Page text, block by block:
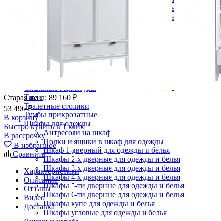
Кровати двуспальные с подъемным механизмом
Кровати полутороспальные с подъемным
Кровати двуспальные
Кровати односпальные
Кровати полутороспальные
Решетки и настилы под матрас
Спальные гарнитуры
Тахта
Туалетные столики
Тумбы прикроватные
Шкафы для одежды
Антресоли на шкаф
Полки и ящики в шкаф для одежды
Шкаф 1-дверный для одежды и белья
Шкафы 2-х дверные для одежды и белья
Шкафы 3-х дверные для одежды и белья
Шкафы 4-х дверные для одежды и белья
Шкафы 5-ти дверные для одежды и белья
Шкафы 6-ти дверные для одежды и белья
Шкафы купе для одежды и белья
Шкафы угловые для одежды и белья
Старая цена: 89 160 ₽
53 496 ₽
В корзину
Быстро купить в 1 клик
В рассрочку
В избранное
Сравнить
Характеристики
Описание
Отзывы
Видео
Доставка